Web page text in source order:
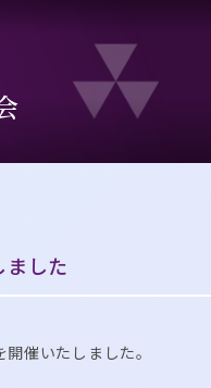
した
催いたしました。